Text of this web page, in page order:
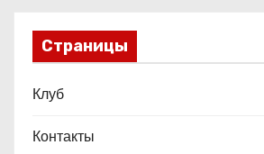
Страницы
Клуб
Контакты